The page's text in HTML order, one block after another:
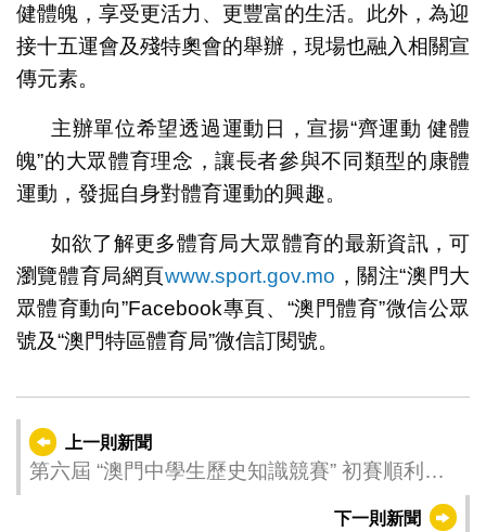
健體魄，享受更活力、更豐富的生活。此外，為迎
接十五運會及殘特奧會的舉辦，現場也融入相關宣
傳元素。
主辦單位希望透過運動日，宣揚“齊運動 健體
魄”的大眾體育理念，讓長者參與不同類型的康體
運動，發掘自身對體育運動的興趣。
如欲了解更多體育局大眾體育的最新資訊，可
瀏覽體育局網頁www.sport.gov.mo ，關注“澳門大
眾體育動向”Facebook專頁、“澳門體育”微信公眾
號及“澳門特區體育局”微信訂閱號。
上一則新聞
第六屆 “澳門中學生歷史知識競賽” 初賽順利舉
下一則新聞